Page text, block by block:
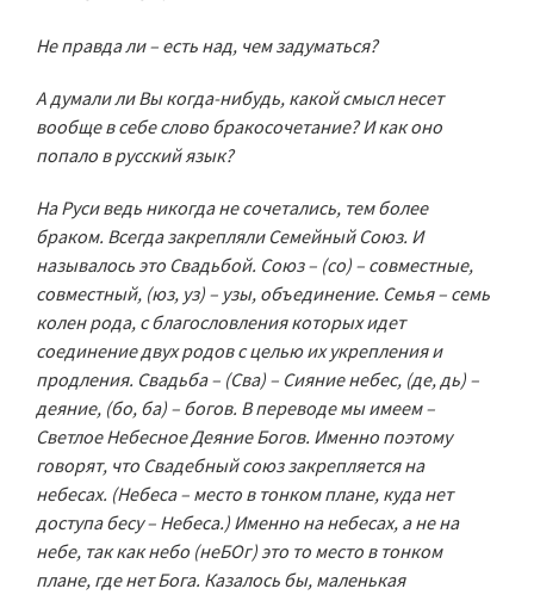
Не правда ли – есть над, чем задуматься?
А думали ли Вы когда-нибудь, какой смысл несет
вообще в себе слово бракосочетание? И как оно
попало в русский язык?
На Руси ведь никогда не сочетались, тем более
браком. Всегда закрепляли Семейный Союз. И
называлось это Свадьбой. Союз – (со) – совместные,
совместный, (юз, уз) – узы, объединение. Семья – семь
колен рода, с благословления которых идет
соединение двух родов с целью их укрепления и
продления. Свадьба – (Сва) – Сияние небес, (де, дь) –
деяние, (бо, ба) – богов. В переводе мы имеем –
Светлое Небесное Деяние Богов. Именно поэтому
говорят, что Свадебный союз закрепляется на
небесах. (Небеса – место в тонком плане, куда нет
доступа бесу – Небеса.) Именно на небесах, а не на
небе, так как небо (неБОг) это то место в тонком
плане, где нет Бога. Казалось бы, маленькая